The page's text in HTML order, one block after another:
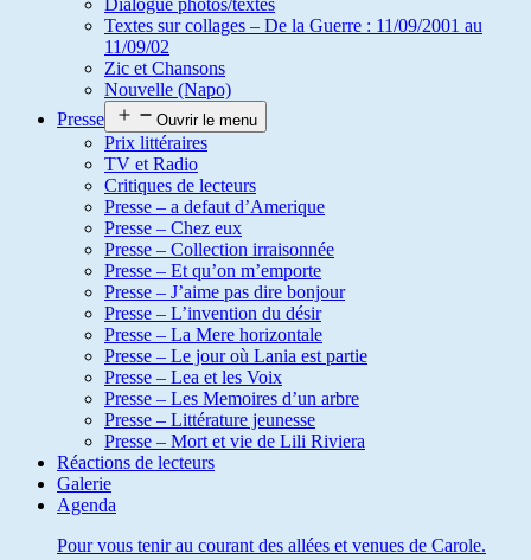
Dialogue photos/textes
Textes sur collages – De la Guerre : 11/09/2001 au
11/09/02
Zic et Chansons
Nouvelle (Napo)
Presse
Ouvrir le menu
Prix littéraires
TV et Radio
Critiques de lecteurs
Presse – a defaut d’Amerique
Presse – Chez eux
Presse – Collection irraisonnée
Presse – Et qu’on m’emporte
Presse – J’aime pas dire bonjour
Presse – L’invention du désir
Presse – La Mere horizontale
Presse – Le jour où Lania est partie
Presse – Lea et les Voix
Presse – Les Memoires d’un arbre
Presse – Littérature jeunesse
Presse – Mort et vie de Lili Riviera
Réactions de lecteurs
Galerie
Agenda
Pour vous tenir au courant des allées et venues de Carole.